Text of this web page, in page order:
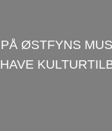
PÅ ØSTFYNS
HAVE